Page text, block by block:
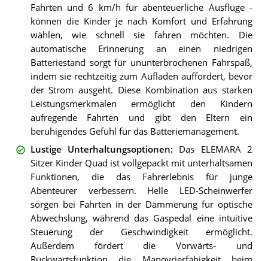
Fahrten und 6 km/h für abenteuerliche Ausflüge -
können die Kinder je nach Komfort und Erfahrung
wählen, wie schnell sie fahren möchten. Die
automatische Erinnerung an einen niedrigen
Batteriestand sorgt für ununterbrochenen Fahrspaß,
indem sie rechtzeitig zum Aufladen auffordert, bevor
der Strom ausgeht. Diese Kombination aus starken
Leistungsmerkmalen ermöglicht den Kindern
aufregende Fahrten und gibt den Eltern ein
beruhigendes Gefühl für das Batteriemanagement.
Lustige Unterhaltungsoptionen: Das ELEMARA 2
Sitzer Kinder Quad ist vollgepackt mit unterhaltsamen
Funktionen, die das Fahrerlebnis für junge
Abenteurer verbessern. Helle LED-Scheinwerfer
sorgen bei Fahrten in der Dämmerung für optische
Abwechslung, während das Gaspedal eine intuitive
Steuerung der Geschwindigkeit ermöglicht.
Außerdem fördert die Vorwärts- und